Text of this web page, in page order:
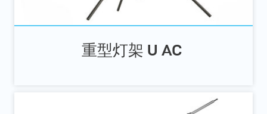
重型灯架 U AC